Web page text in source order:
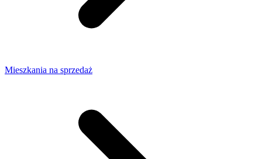
Mieszkania na sprzedaż